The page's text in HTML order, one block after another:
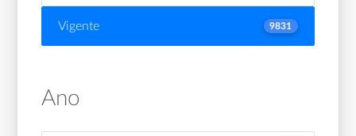
Vigente 9831
Ano